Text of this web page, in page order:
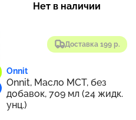
Доставка 199 р.
Нет в наличии
Onnit
Onnit, Масло MCT, без
добавок, 709 мл (24 жидк.
унц.)